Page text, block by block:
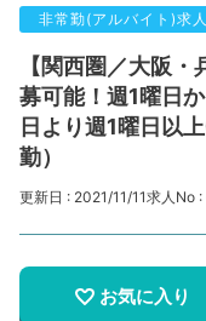
非常勤(アルバイト)求人
【関西圏／大阪
募可能！週1曜日
日より週1曜日以
勤）
更新日 : 2021/11/11求人No
お気に入り